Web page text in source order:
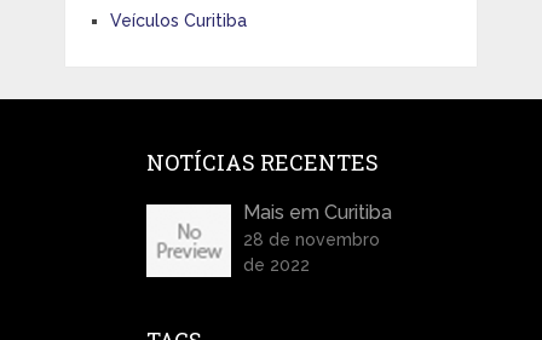
Veículos Curitiba
NOTÍCIAS RECENTES
Mais em Curitiba
28 de novembro
de 2022